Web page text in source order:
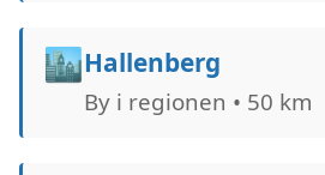
🏙️Hallenberg
By i regionen • 50 km